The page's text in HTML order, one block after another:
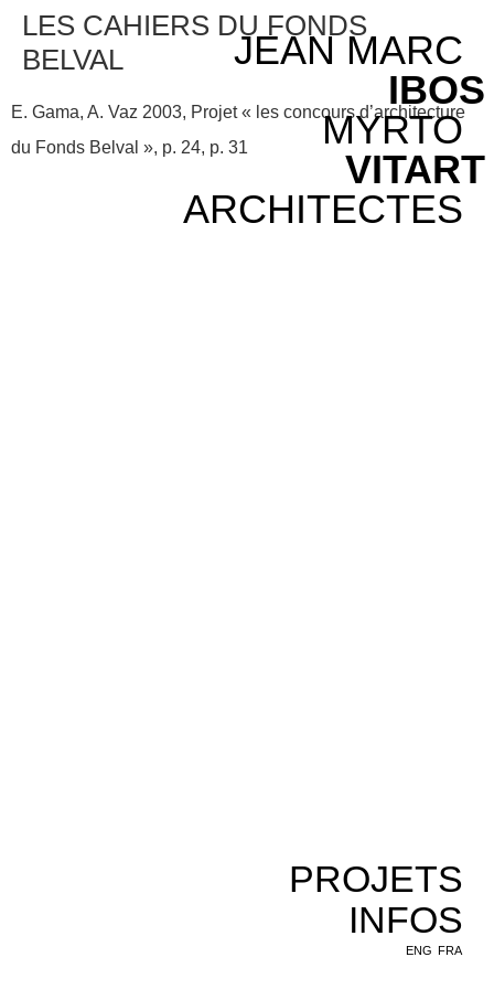
JEAN MARC
IBOS
MYRTO
VITART
ARCHITECTES
PROJETS
INFOS
ENG FRA
LES CAHIERS DU FONDS
BELVAL
E. Gama, A. Vaz 2003, Projet « les concours d’architecture
du Fonds Belval », p. 24, p. 31